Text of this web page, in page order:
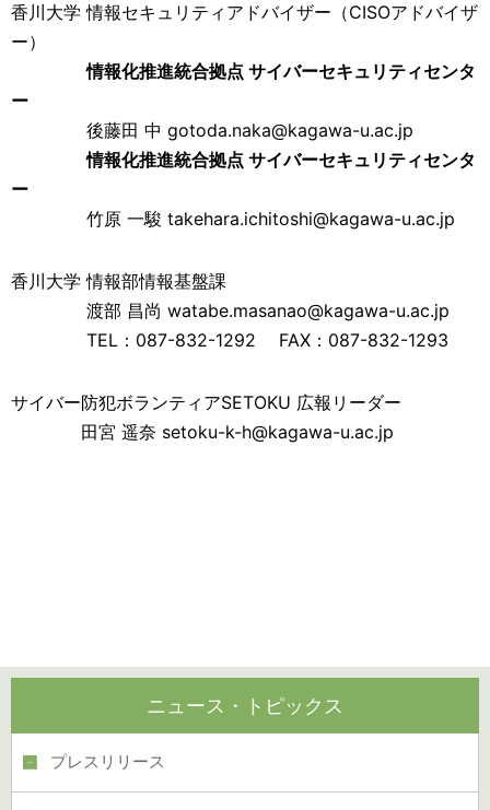
香川大学 情報セキュリティアドバイザー（CISOアドバイザ
ー）
情報化推進統合拠点 サイバーセキュリティセンタ
ー
後藤田 中 gotoda.naka@kagawa-u.ac.jp
情報化推進統合拠点 サイバーセキュリティセンタ
ー
竹原 一駿 takehara.ichitoshi@kagawa-u.ac.jp
香川大学 情報部情報基盤課
渡部 昌尚 watabe.masanao@kagawa-u.ac.jp
TEL：087-832-1292 FAX：087-832-1293
サイバー防犯ボランティアSETOKU 広報リーダー
田宮 遥奈 setoku-k-h@kagawa-u.ac.jp
ニュース・トピックス
プレスリリース